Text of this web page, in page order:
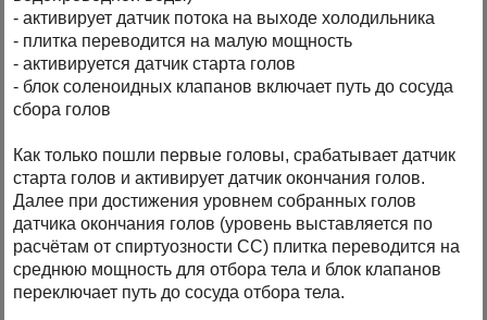
- активирует датчик потока на выходе холодильника
- плитка переводится на малую мощность
- активируется датчик старта голов
- блок соленоидных клапанов включает путь до сосуда
сбора голов
Как только пошли первые головы, срабатывает датчик
старта голов и активирует датчик окончания голов.
Далее при достижения уровнем собранных голов
датчика окончания голов (уровень выставляется по
расчётам от спиртуозности СС) плитка переводится на
среднюю мощность для отбора тела и блок клапанов
переключает путь до сосуда отбора тела.